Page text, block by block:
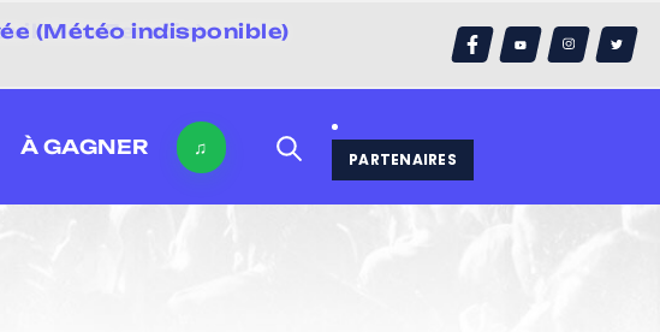
(Météo indisponible)
en-Ferrain)
À GAGNER ♫
PARTENAIRES